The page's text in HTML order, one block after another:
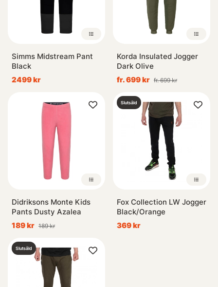
Simms Midstream Pant
Black
2499 kr
Korda Insulated Jogger
Dark Olive
fr. 699 kr fr. 699 kr
Didriksons Monte Kids
Pants Dusty Azalea
189 kr 189 kr
Slutsåld
Fox Collection LW Jogger
Black/Orange
369 kr
Slutsåld